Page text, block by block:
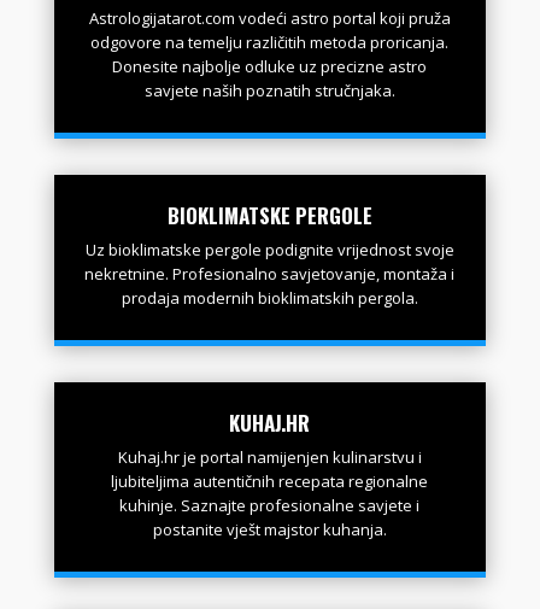
Astrologijatarot.com vodeći astro portal koji pruža
odgovore na temelju različitih metoda proricanja.
Donesite najbolje odluke uz precizne astro
savjete naših poznatih stručnjaka.
BIOKLIMATSKE PERGOLE
Uz bioklimatske pergole podignite vrijednost svoje
nekretnine. Profesionalno savjetovanje, montaža i
prodaja modernih bioklimatskih pergola.
KUHAJ.HR
Kuhaj.hr je portal namijenjen kulinarstvu i
ljubiteljima autentičnih recepata regionalne
kuhinje. Saznajte profesionalne savjete i
postanite vješt majstor kuhanja.